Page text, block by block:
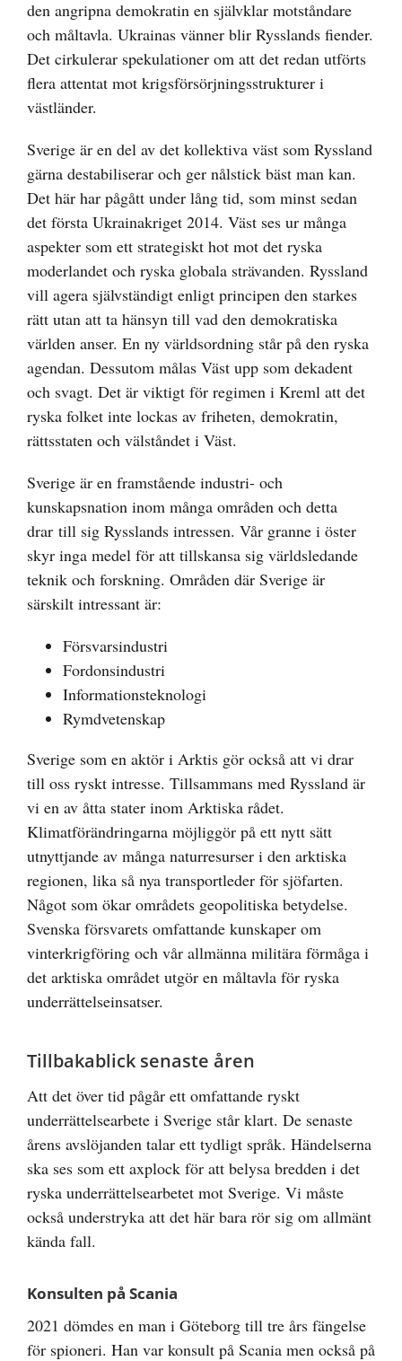
den angripna demokratin en självklar motståndare
och måltavla. Ukrainas vänner blir Rysslands fiender.
Det cirkulerar spekulationer om att det redan utförts
flera attentat mot krigsförsörjningsstrukturer i
västländer.
Sverige är en del av det kollektiva väst som Ryssland
gärna destabiliserar och ger nålstick bäst man kan.
Det här har pågått under lång tid, som minst sedan
det första Ukrainakriget 2014. Väst ses ur många
aspekter som ett strategiskt hot mot det ryska
moderlandet och ryska globala strävanden. Ryssland
vill agera självständigt enligt principen den starkes
rätt utan att ta hänsyn till vad den demokratiska
världen anser. En ny världsordning står på den ryska
agendan. Dessutom målas Väst upp som dekadent
och svagt. Det är viktigt för regimen i Kreml att det
ryska folket inte lockas av friheten, demokratin,
rättsstaten och välståndet i Väst.
Sverige är en framstående industri- och
kunskapsnation inom många områden och detta
drar till sig Rysslands intressen. Vår granne i öster
skyr inga medel för att tillskansa sig världsledande
teknik och forskning. Områden där Sverige är
särskilt intressant är:
Försvarsindustri
Fordonsindustri
Informationsteknologi
Rymdvetenskap
Sverige som en aktör i Arktis gör också att vi drar
till oss ryskt intresse. Tillsammans med Ryssland är
vi en av åtta stater inom Arktiska rådet.
Klimatförändringarna möjliggör på ett nytt sätt
utnyttjande av många naturresurser i den arktiska
regionen, lika så nya transportleder för sjöfarten.
Något som ökar områdets geopolitiska betydelse.
Svenska försvarets omfattande kunskaper om
vinterkrigföring och vår allmänna militära förmåga i
det arktiska området utgör en måltavla för ryska
underrättelseinsatser.
Tillbakablick senaste åren
Att det över tid pågår ett omfattande ryskt
underrättelsearbete i Sverige står klart. De senaste
årens avslöjanden talar ett tydligt språk. Händelserna
ska ses som ett axplock för att belysa bredden i det
ryska underrättelsearbetet mot Sverige. Vi måste
också understryka att det här bara rör sig om allmänt
kända fall.
Konsulten på Scania
2021 dömdes en man i Göteborg till tre års fängelse
för spioneri. Han var konsult på Scania men också på